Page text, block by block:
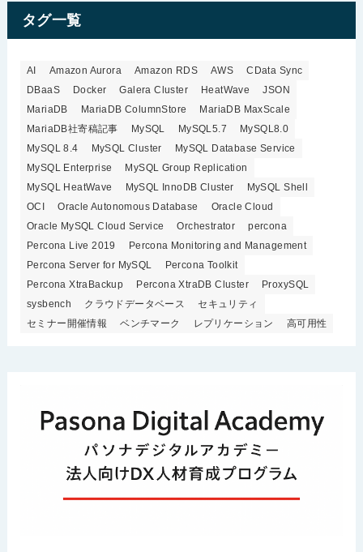
タグ一覧
AI Amazon Aurora Amazon RDS AWS
CData Sync
DBaaS
Docker Galera Cluster HeatWave
JSON
MariaDB
MariaDB ColumnStore
MariaDB MaxScale
MariaDB社寄稿記事
MySQL MySQL5.7
MySQL8.0
MySQL 8.4
MySQL Cluster
MySQL Database Service
MySQL Enterprise
MySQL Group Replication
MySQL HeatWave
MySQL InnoDB Cluster
MySQL Shell
OCI
Oracle Autonomous Database
Oracle Cloud
Oracle MySQL Cloud Service
Orchestrator
percona
Percona Live 2019
Percona Monitoring and Management
Percona Server for MySQL
Percona Toolkit
Percona XtraBackup
Percona XtraDB Cluster
ProxySQL
sysbench
クラウドデータベース
セキュリティ
セミナー開催情報
ベンチマーク レプリケーション 高可用性